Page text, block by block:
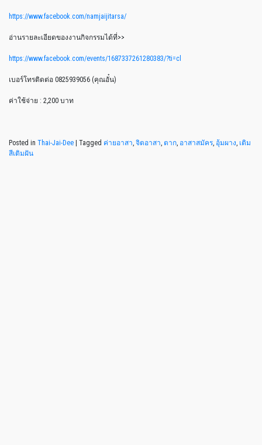
https://www.facebook.com/namjaijitarsa/
อ่านรายละเอียดของงานกิจกรรมได้ที่>>
https://www.facebook.com/events/1687337261280383/?ti=cl
เบอร์โทรติดต่อ 0825939056 (คุณอั๋น)
ค่าใช้จ่าย : 2,200 บาท
Posted in Thai-Jai-Dee | Tagged ค่ายอาสา จิตอาสา ตาก อาสาสมัคร อุ้มผาง เติม
สีเติมฝัน